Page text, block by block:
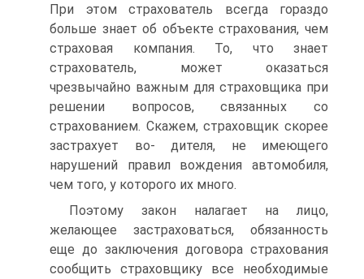
При этом стра­хователь всегда гораздо
больше знает об объекте страхования, чем
страховая компания. То, что знает
страхователь, может оказаться
чрезвычайно важным для страховщика при
решении вопросов, свя­занных со
страхованием. Скажем, страховщик скорее
застрахует во- дителя, не имеющего
нарушений правил вождения автомобиля,
чем того, у которого их много.
Поэтому закон налагает на лицо,
желающее застраховаться, обя­занность
еще до заключения договора страхования
сообщить стра­ховщику все необходимые